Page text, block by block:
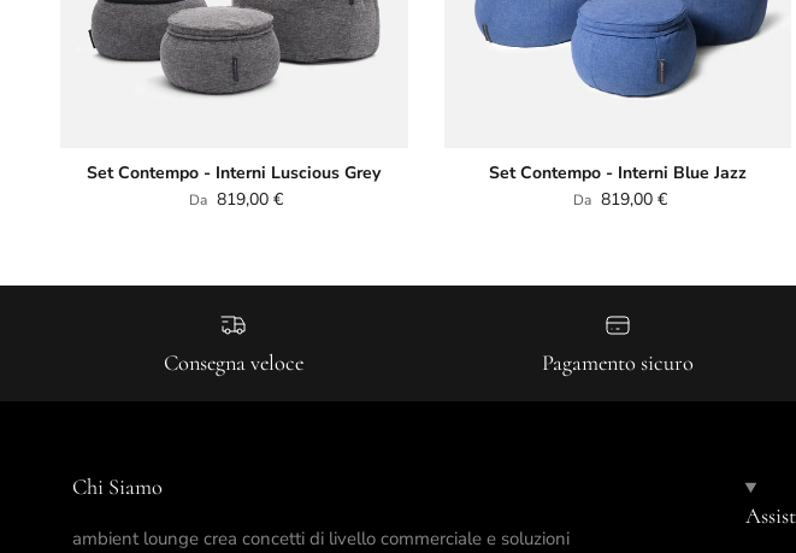
Set Contempo - Interni Luscious Grey
Prezzo normale
Da 819,00 €
Set Contempo - Interni Blue Jazz
Prezzo normale
Da 819,00 €
Consegna veloce Pagamento sicuro
Chi Siamo
ambient lounge crea concetti di livello commerciale e soluzioni